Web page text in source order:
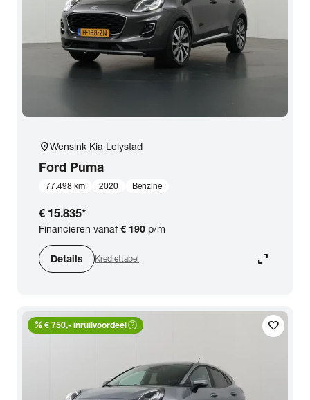
BTW (aftrekbaar) / Marge (BTW niet aftrekbaar)expand_more
Merk & Model
close
Kilometerstand
Transmissie
location_onWensink Kia Lelystad
Ford Puma
77.498 km 2020 Benzine
€ 15.835*
Financieren vanaf€ 190 p/m
Details Krediettabel expand_content
favorite
percent € 750,- inruilvoordeelhelp_outline